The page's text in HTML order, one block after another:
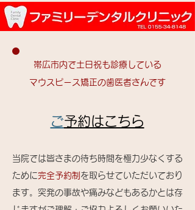
帯広市内で土日祝も診療している
マウスピース矯正の歯医者さんです
​ご予約はこちら
当院では皆さまの待ち時間を極力少なくする
ために完全予約制 を取らせていただいており
ます。突発の事故や痛みなどもあるかとは存